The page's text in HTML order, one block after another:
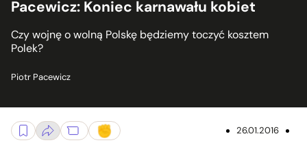
Pacewicz: Koniec karnawału kobiet
Czy wojnę o wolną Polskę będziemy toczyć kosztem
Polek?
Piotr Pacewicz
26.01.2016